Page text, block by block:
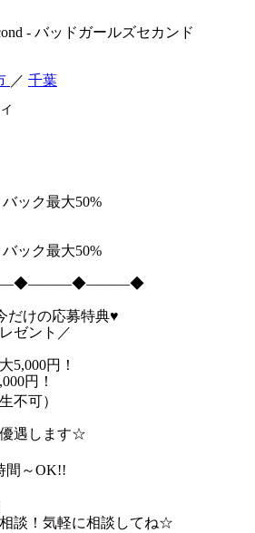
- バッドガールズセカンド
／ 千葉
ック最大50%
ック最大50%
だけの応募特典♥
ゼント／
5,000円！
円！
不可）
優遇します☆
間～OK!!
相談！気軽に相談してね☆